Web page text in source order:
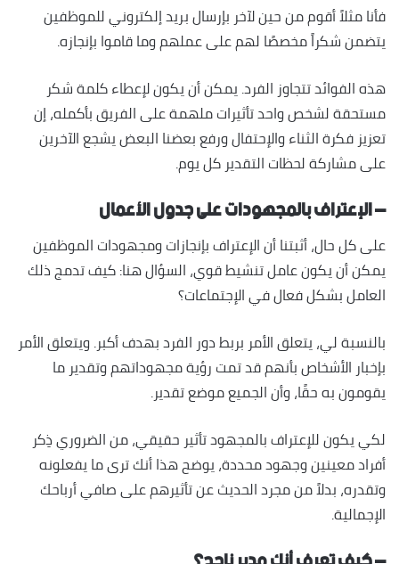
فأنا مثلاً أقوم من حين لآخر بإرسال بريد إلكتروني للموظفين
يتضمن شكراً مخصصًا لهم على عملهم وما قاموا بإنجازه.
هذه الفوائد تتجاوز الفرد. يمكن أن يكون لإعطاء كلمة شكر
مستحقة لشخص واحد تأثيرات ملهمة على الفريق بأكمله، إن
تعزيز فكرة الثناء والإحتفال ورفع بعضنا البعض يشجع الآخرين
على مشاركة لحظات التقدير كل يوم.
– الإعتراف بالمجهودات على جدول الأعمال
على كل حال، أثبتنا أن الإعتراف بإنجازات ومجهودات الموظفين
يمكن أن يكون عامل تنشيط قوي، السؤال هنا: كيف تدمج ذلك
العامل بشكل فعال في الإجتماعات؟
بالنسبة لي، يتعلق الأمر بربط دور الفرد بهدف أكبر. ويتعلق الأمر
بإخبار الأشخاص بأنهم قد تمت رؤية مجهوداتهم وتقدير ما
يقومون به حقًا، وأن الجميع موضع تقدير.
لكي يكون للإعتراف بالمجهود تأثير حقيقي، من الضروري ذِكر
أفراد معينين وجهود محددة، يوضح هذا أنك ترى ما يفعلونه
وتقدره، بدلاً من مجرد الحديث عن تأثيرهم على صافي أرباحك
الإجمالية.